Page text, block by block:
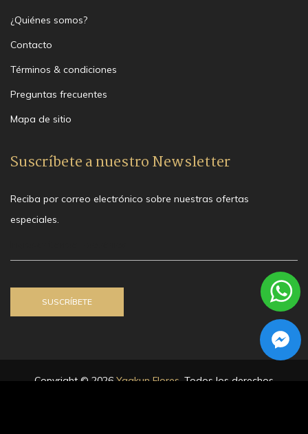
¿Quiénes somos?
Contacto
Términos & condiciones
Preguntas frecuentes
Mapa de sitio
Suscríbete a nuestro Newsletter
Reciba por correo electrónico sobre nuestras ofertas
especiales.
Copyright © 2026 Yaakun Flores . Todos los derechos